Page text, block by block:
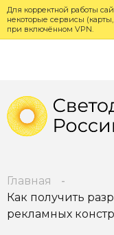
Для корректной работы
некоторые сервисы
при включённом VPN.
Главная
Как получить
рекламных